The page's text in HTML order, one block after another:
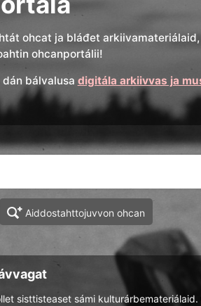
ohcat ja bláđet
ohcanportálii!
bálvalusa digitála arkiivvas ja
Aiddostahttojuvvon ohcan
sisttisteaset sámi kulturárbemateriálaid.